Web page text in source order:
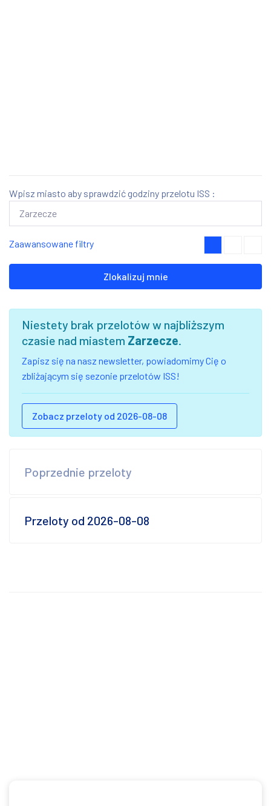
Wpisz miasto aby sprawdzić godziny przelotu ISS :
Zaawansowane filtry
Zlokalizuj mnie
Niestety brak przelotów w najbliższym
czasie nad miastem Zarzecze.
Zapisz się na nasz newsletter, powiadomimy Cię o
zbliżającym się sezonie przelotów ISS!
Zobacz przeloty od 2026-08-08
Poprzednie przeloty
Przeloty od 2026-08-08